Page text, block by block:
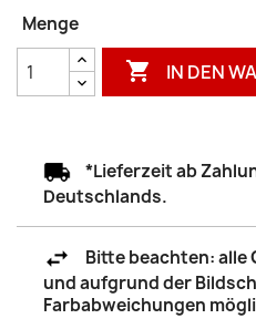
Menge
 IN DEN
*Lieferzeit ab
Deutschlands.
Bitte beachten: alle
und aufgrund der
Farbabweichungen